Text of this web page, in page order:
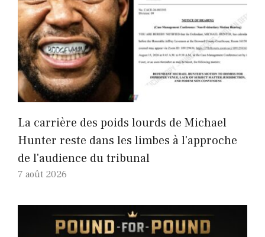
La carrière des poids lourds de Michael
Hunter reste dans les limbes à l'approche
de l'audience du tribunal
7 août 2026